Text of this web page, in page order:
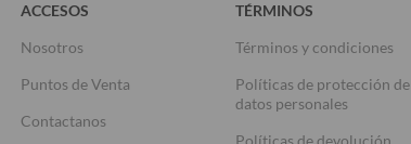
ACCESOS
Nosotros
Puntos de Venta
Contactanos
TÉRMINOS
Términos y condiciones
Políticas de protección de
datos personales
Políticas de devolución